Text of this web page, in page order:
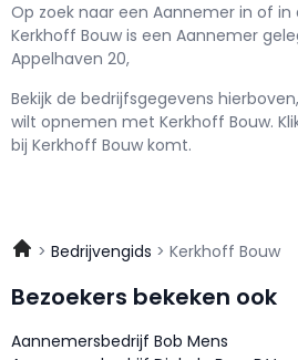
Op zoek naar een Aannemer in of in
Kerkhoff Bouw is een Aannemer
Appelhaven 20,
Bekijk de bedrijfsgegevens
wilt opnemen met Kerkhoff Bouw.
bij Kerkhoff Bouw komt.
Bedrijvengids Kerkhoff Bouw
Bezoekers bekeken ook
Aannemersbedrijf Bob Mens